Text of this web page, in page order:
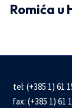
Romića u
tel: (+385 1) 61
fax: (+385 1) 61